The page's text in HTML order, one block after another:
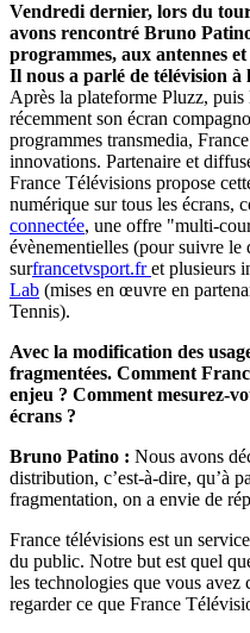
Vendredi dernier, lors du
avons rencontré Bruno
programmes, aux antennes
Il nous a parlé de télévision
Après la plateforme Pluzz,
récemment son écran
programmes transmedia,
innovations. Partenaire et
France Télévisions propose
numérique sur tous les écrans,
connectée, une offre "multi-
évènementielles (pour suivre
surfrancetvsport.fret plusieurs
Lab (mises en œuvre en
Tennis).
Avec la modification des
fragmentées. Comment
enjeu ? Comment mesurez-
écrans ?
Bruno Patino : Nous avons
distribution, c’est-à-dire, qu’à
fragmentation, on a envie de
France télévisions est un
du public. Notre but est quel
les technologies que vous
regarder ce que France